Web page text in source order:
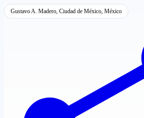
Gustavo A. Madero, Ciudad de México, México